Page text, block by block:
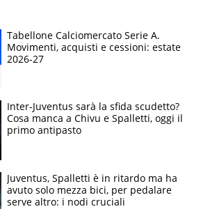
Tabellone Calciomercato Serie A.
Movimenti, acquisti e cessioni: estate
2026-27
Inter-Juventus sarà la sfida scudetto?
Cosa manca a Chivu e Spalletti, oggi il
primo antipasto
Juventus, Spalletti è in ritardo ma ha
avuto solo mezza bici, per pedalare
serve altro: i nodi cruciali